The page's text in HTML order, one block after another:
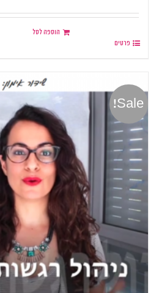
הוספה לסל
פרטים
Sale!